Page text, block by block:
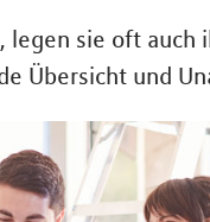
sie oft auch
Übersicht und